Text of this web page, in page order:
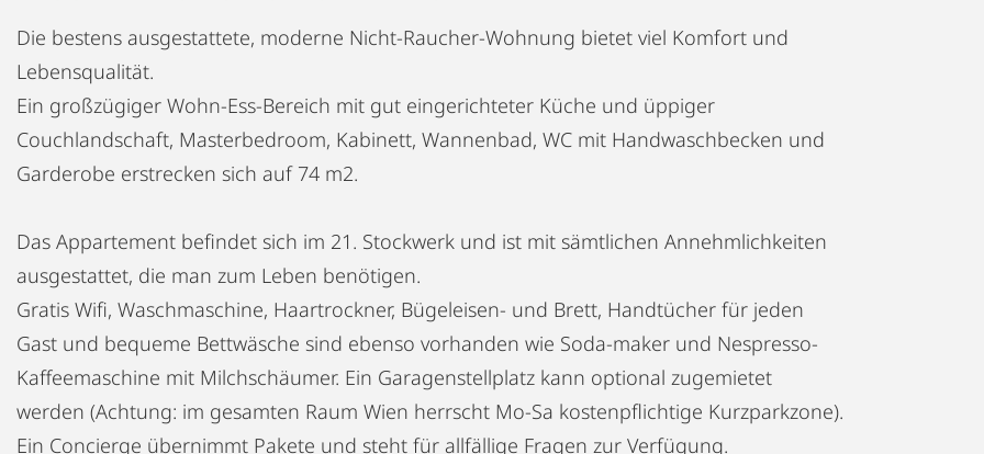
Die bestens ausgestattete, moderne Nicht-Raucher-Wohnung bietet viel Komfort und
Lebensqualität.
Ein großzügiger Wohn-Ess-Bereich mit gut eingerichteter Küche und üppiger
Couchlandschaft, Masterbedroom, Kabinett, Wannenbad, WC mit Handwaschbecken und
Garderobe erstrecken sich auf 74 m2.
Das Appartement befindet sich im 21. Stockwerk und ist mit sämtlichen Annehmlichkeiten
ausgestattet, die man zum Leben benötigen.
Gratis Wifi, Waschmaschine, Haartrockner, Bügeleisen- und Brett, Handtücher für jeden
Gast und bequeme Bettwäsche sind ebenso vorhanden wie Soda-maker und Nespresso-
Kaffeemaschine mit Milchschäumer. Ein Garagenstellplatz kann optional zugemietet
werden (Achtung: im gesamten Raum Wien herrscht Mo-Sa kostenpflichtige Kurzparkzone).
Ein Concierge übernimmt Pakete und steht für allfällige Fragen zur Verfügung.